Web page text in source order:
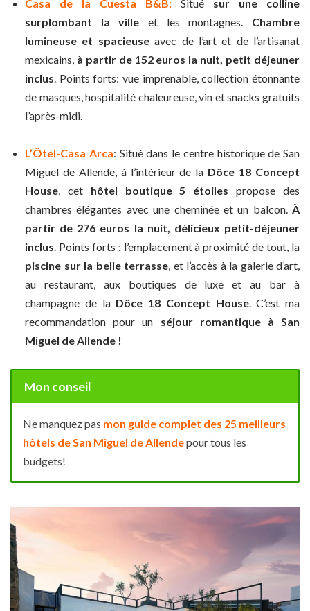
Casa de la Cuesta B&B: Situé sur une colline
surplombant la ville et les montagnes. Chambre
lumineuse et spacieuseavec de l’art et de l’artisanat
mexicains, à partir de 152 euros la nuit, petit déjeuner
inclus. Points forts: vue imprenable, collection étonnante
de masques, hospitalité chaleureuse, vin et snacks gratuits
l’après-midi.
L’Ôtel-Casa Arca: Situé dans le centre historique de San
Miguel de Allende, à l’intérieur de la Dôce 18 Concept
House, cet hôtel boutique 5 étoiles propose des
chambres élégantes avec une cheminée et un balcon. À
partir de 276 euros la nuit, délicieux petit-déjeuner
inclus. Points forts : l’emplacement à proximité de tout, la
piscine sur la belle terrasse, et l’accès à la galerie d’art,
au restaurant, aux boutiques de luxe et au bar à
champagne de la Dôce 18 Concept House. C’est ma
recommandation pour un séjour romantique à San
Miguel de Allende !
Mon conseil
Ne manquez pas mon guide complet des 25 meilleurs
hôtels de San Miguel de Allendepour tous les
budgets!